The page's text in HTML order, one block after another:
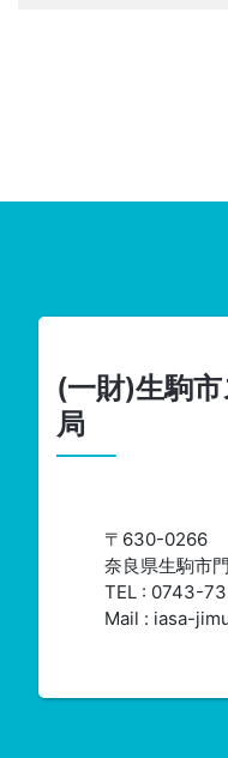
(一財)生駒
局
〒630-0266
奈良県生駒市
TEL : 0743-
Mail : iasa-